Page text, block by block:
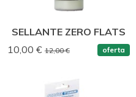
SELLANTE ZERO FLATS
10,00 € 12,00 € oferta